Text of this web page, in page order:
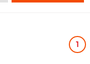
1